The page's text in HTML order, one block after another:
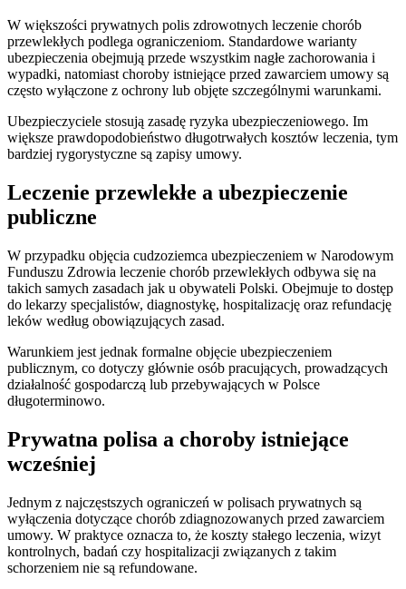
W większości prywatnych polis zdrowotnych leczenie chorób
przewlekłych podlega ograniczeniom. Standardowe warianty
ubezpieczenia obejmują przede wszystkim nagłe zachorowania i
wypadki, natomiast choroby istniejące przed zawarciem umowy są
często wyłączone z ochrony lub objęte szczególnymi warunkami.
Ubezpieczyciele stosują zasadę ryzyka ubezpieczeniowego. Im
większe prawdopodobieństwo długotrwałych kosztów leczenia, tym
bardziej rygorystyczne są zapisy umowy.
Leczenie przewlekłe a ubezpieczenie
publiczne
W przypadku objęcia cudzoziemca ubezpieczeniem w Narodowym
Funduszu Zdrowia leczenie chorób przewlekłych odbywa się na
takich samych zasadach jak u obywateli Polski. Obejmuje to dostęp
do lekarzy specjalistów, diagnostykę, hospitalizację oraz refundację
leków według obowiązujących zasad.
Warunkiem jest jednak formalne objęcie ubezpieczeniem
publicznym, co dotyczy głównie osób pracujących, prowadzących
działalność gospodarczą lub przebywających w Polsce
długoterminowo.
Prywatna polisa a choroby istniejące
wcześniej
Jednym z najczęstszych ograniczeń w polisach prywatnych są
wyłączenia dotyczące chorób zdiagnozowanych przed zawarciem
umowy. W praktyce oznacza to, że koszty stałego leczenia, wizyt
kontrolnych, badań czy hospitalizacji związanych z takim
schorzeniem nie są refundowane.